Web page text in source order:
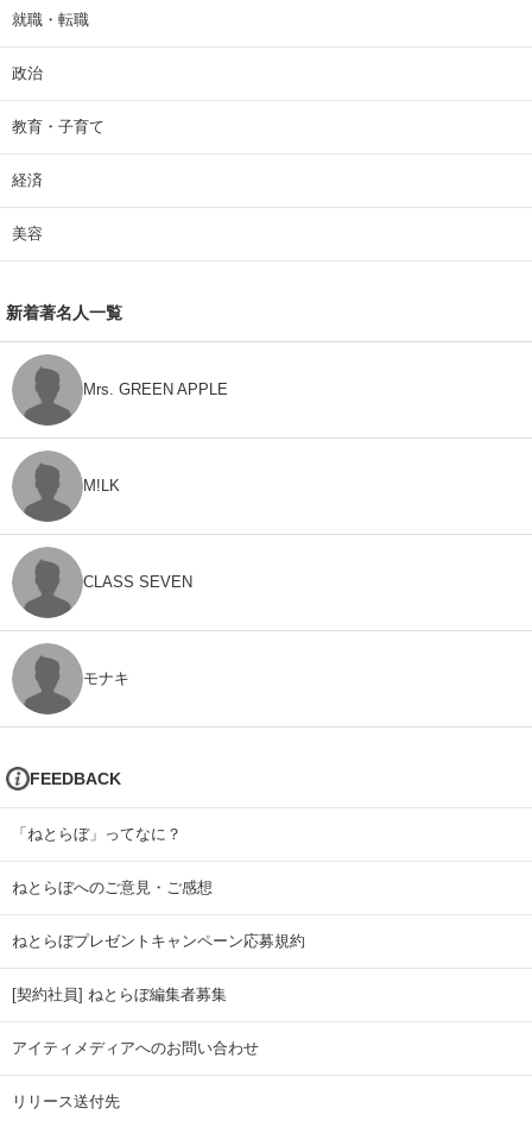
就職・転職
政治
教育・子育て
経済
美容
新着著名人一覧
Mrs. GREEN APPLE
M!LK
CLASS SEVEN
モナキ
FEEDBACK
「ねとらぼ」ってなに？
ねとらぼへのご意見・ご感想
ねとらぼプレゼントキャンペーン応募規約
[契約社員] ねとらぼ編集者募集
アイティメディアへのお問い合わせ
リリース送付先